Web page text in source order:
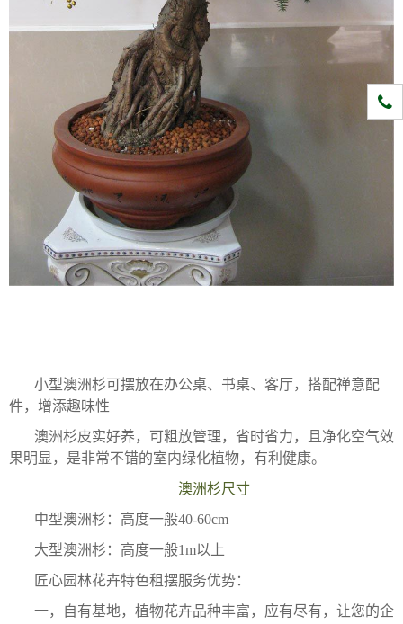
小型澳洲杉可摆放在办公桌、书桌、客厅，搭配禅意配
件，增添趣味性
澳洲杉皮实好养，可粗放管理，省时省力，且净化空气效
果明显，是非常不错的室内绿化植物，有利健康。
澳洲杉尺寸
中型澳洲杉：高度一般40-60cm
大型澳洲杉：高度一般1m以上
匠心园林花卉特色租摆服务优势：
一，自有基地，植物花卉品种丰富，应有尽有，让您的企